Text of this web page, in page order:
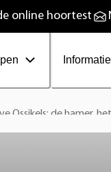
online hoortest
Ossikels: de hamer,